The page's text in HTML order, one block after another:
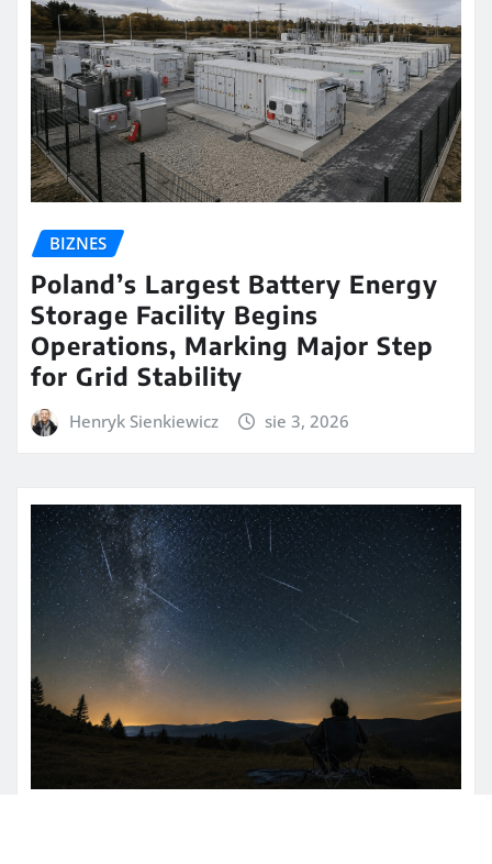
BIZNES
Poland’s Largest Battery Energy
Storage Facility Begins
Operations, Marking Major Step
for Grid Stability
Henryk Sienkiewicz sie 3, 2026